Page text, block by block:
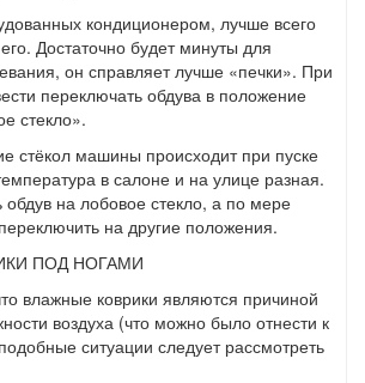
кондиционером, лучше всего
Достаточно будет минуты для
он справляет лучше «печки». При
переключать обдува в положение
стекло».
стёкол машины происходит при пуске
в салоне и на улице разная.
обдув на лобовое стекло, а по мере
на другие положения.
ПОД НОГАМИ
влажные коврики являются причиной
воздуха (что можно было отнести к
ситуации следует рассмотреть